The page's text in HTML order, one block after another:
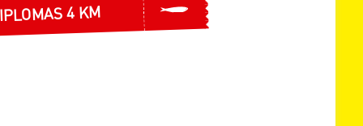
4 KM